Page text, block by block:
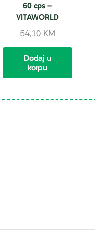
60 cps –
VITAWORLD
54,10 KM
Dodaj u
korpu